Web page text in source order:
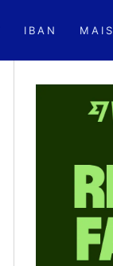
IBAN MAIS